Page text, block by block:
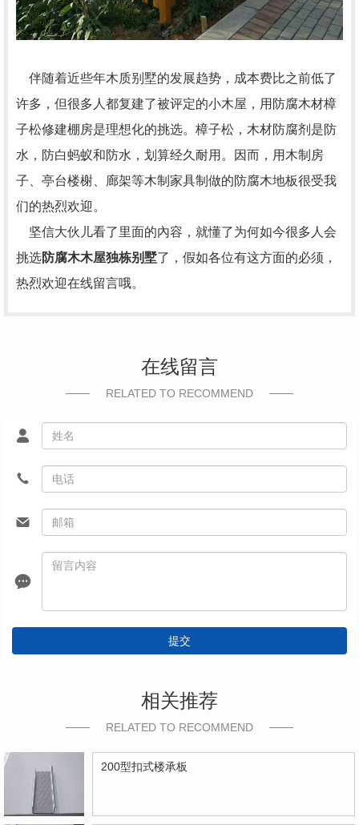
伴随着近些年木质别墅的发展趋势，成本费比之前低了
许多，但很多人都复建了被评定的小木屋，用防腐木材樟
子松修建棚房是理想化的挑选。樟子松，木材防腐剂是防
水，防白蚂蚁和防水，划算经久耐用。因而，用木制房
子、亭台楼榭、廊架等木制家具制做的防腐木地板很受我
们的热烈欢迎。
坚信大伙儿看了里面的內容，就懂了为何如今很多人会
挑选防腐木木屋独栋别墅了，假如各位有这方面的必须，
热烈欢迎在线留言哦。
在线留言
RELATED TO RECOMMEND
提交
相关推荐
RELATED TO RECOMMEND
200型扣式楼承板